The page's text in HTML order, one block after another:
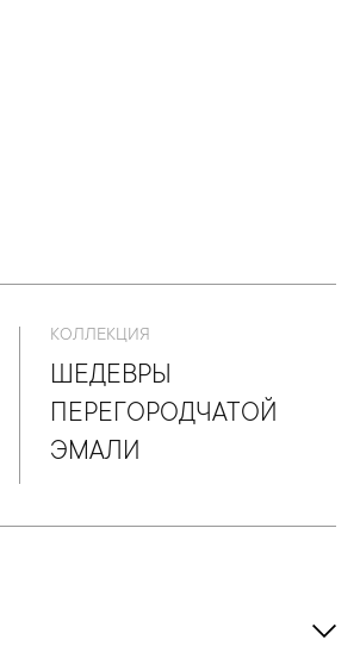
КОЛЛЕКЦИЯ
ШЕДЕВРЫ
ПЕРЕГОРОДЧАТОЙ
ЭМАЛИ